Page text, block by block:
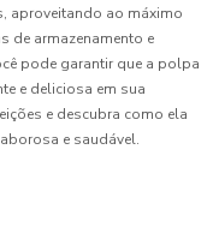
aproveitando ao máximo
de armazenamento e
pode garantir que a polpa
e deliciosa em sua
e descubra como ela
e saudável.